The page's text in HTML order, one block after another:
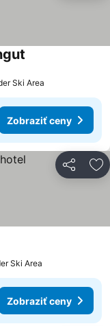
Ski Area
Zobraziť ceny
Zdieľať
Ski Area
Zobraziť ceny